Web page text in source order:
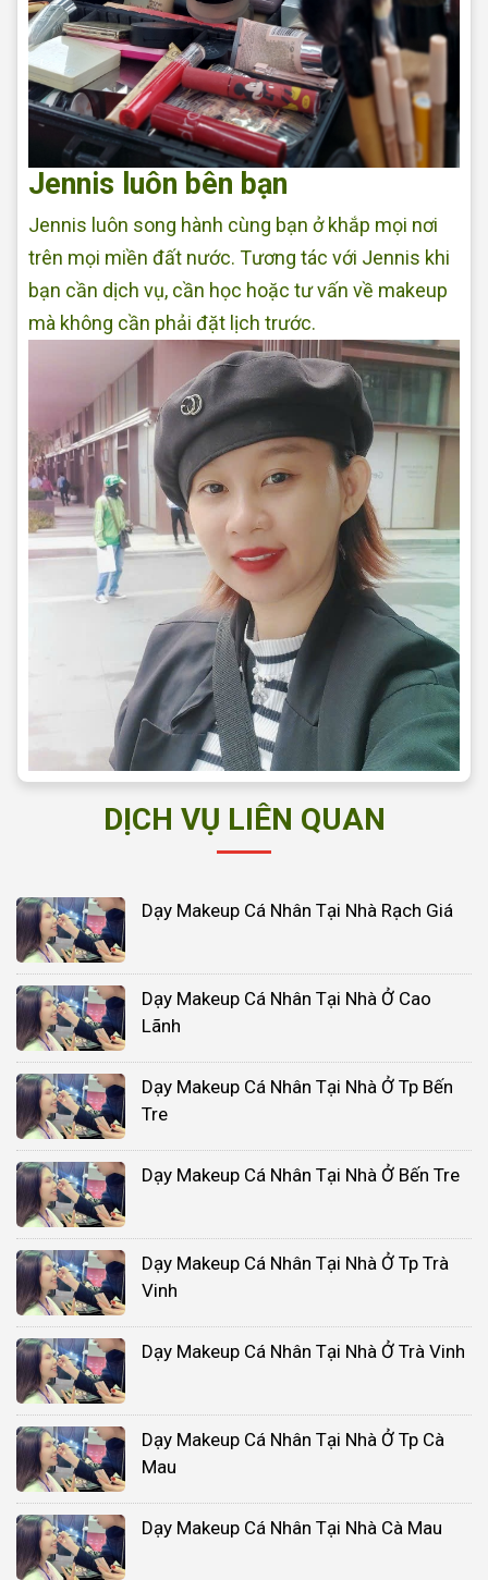
Jennis luôn bên bạn
Jennis luôn song hành cùng bạn ở khắp mọi nơi
trên mọi miền đất nước. Tương tác với Jennis khi
bạn cần dịch vụ, cần học hoặc tư vấn về makeup
mà không cần phải đặt lịch trước.
DỊCH VỤ LIÊN QUAN
Dạy Makeup Cá Nhân Tại Nhà Rạch Giá
Dạy Makeup Cá Nhân Tại Nhà Ở Cao
Lãnh
Dạy Makeup Cá Nhân Tại Nhà Ở Tp Bến
Tre
Dạy Makeup Cá Nhân Tại Nhà Ở Bến Tre
Dạy Makeup Cá Nhân Tại Nhà Ở Tp Trà
Vinh
Dạy Makeup Cá Nhân Tại Nhà Ở Trà Vinh
Dạy Makeup Cá Nhân Tại Nhà Ở Tp Cà
Mau
Dạy Makeup Cá Nhân Tại Nhà Cà Mau